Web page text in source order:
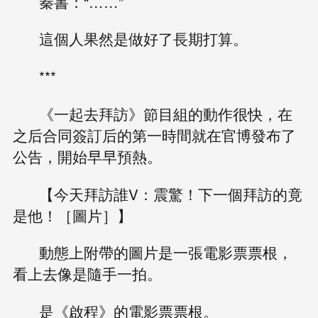
這個人果然是做好了長期打算。
***
《一起去拜訪》節目組的動作很快，在
之后合同簽訂后的第一時間就在官博發布了
公告，開始早早預熱。
【今天拜訪誰V：震驚！下一個拜訪的竟
是他！［圖片］】
動態上附帶的圖片是一張電影票票根，
看上去像是隨手一拍。
是《啟程》的電影票票根。